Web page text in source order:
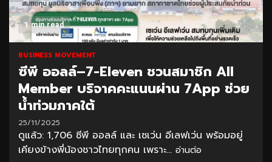
1 min read
BUSINESS MOVEMENT
ซีพี ออลล์–7-Eleven ชวนสมาชิก All
Member บริจาคคะแนนผ่าน 7App ช่วย
น้ำท่วมภาคใต้
25/11/2025
ดูแล้ว: 1,706 ซีพี ออลล์ และ เซเว่น อีเลฟเว่น พร้อมอยู่
เคียงข้างพี่น้องชาวไทยทุกคน เพราะ... อ่านต่อ